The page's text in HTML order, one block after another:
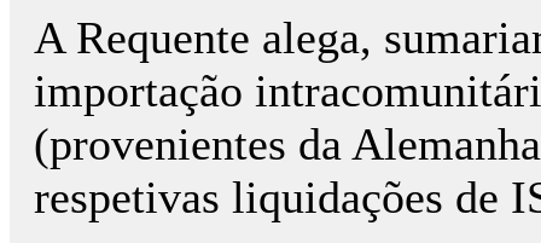
A Requente alega,
importação
(provenientes da
respetivas liquidações de